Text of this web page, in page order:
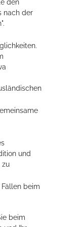
den
nach der
und
zu
beim
beim